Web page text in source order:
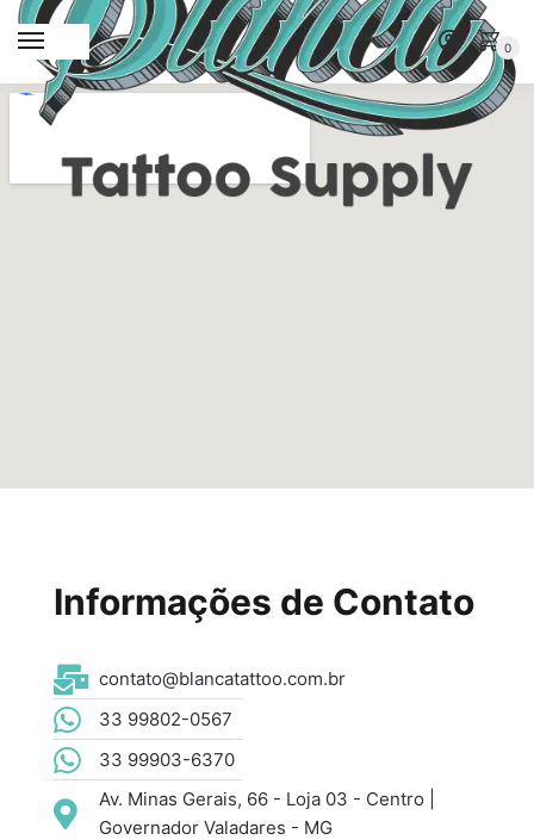
0
Informações de Contato
contato@blancatattoo.com.br
33 99802-0567
33 99903-6370
Av. Minas Gerais, 66 - Loja 03 - Centro |
Governador Valadares - MG